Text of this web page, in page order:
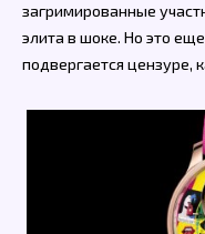
загримированные
элита в шоке. Но это
подвергается цензуре,